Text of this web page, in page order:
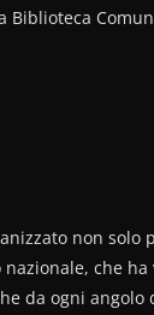
Biblioteca
non solo
che ha
da ogni angolo